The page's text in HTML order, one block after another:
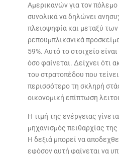
Αμερικανών για τον πόλεμο
συνολικά να δηλώνει
πλειοψηφία και μεταξύ
ρεπουμπλικανικά
59%. Αυτό το στοιχείο
όσο φαίνεται. Δείχνει ότι
του στρατοπέδου που
περισσότερο τη σκληρή
οικονομική επίπτωση
Η τιμή της ενέργειας
μηχανισμός πειθαρχίας
Η δεξιά μπορεί να
εφόσον αυτή φαίνεται να